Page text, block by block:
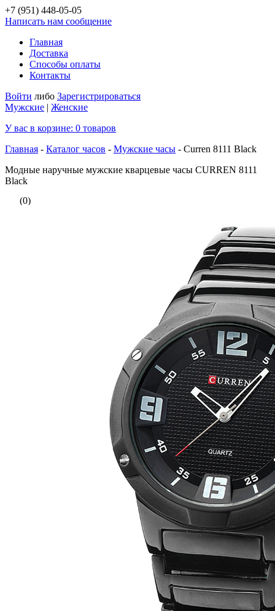
+7 (951) 448-05-05
Написать нам сообщение
Главная
Доставка
Способы оплаты
Контакты
Войти либо Зарегистрироваться
Мужские | Женские
У вас в корзине: 0 товаров
Главная - Каталог часов - Мужские часы - Curren 8111 Black
Модные наручные мужские кварцевые часы CURREN 8111
Black
(0)